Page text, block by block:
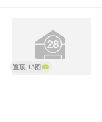
置顶, 13图